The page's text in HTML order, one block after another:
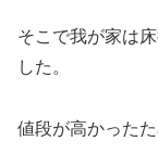
そこで我が家は
した。
値段が高かった